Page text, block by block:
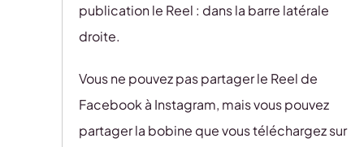
publication le Reel : dans la barre latérale
droite.
Vous ne pouvez pas partager le Reel de
Facebook à Instagram, mais vous pouvez
partager la bobine que vous téléchargez sur